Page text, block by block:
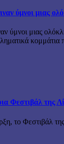
ύμνοι μιας
ύμνοι μιας
κομμάτια
Φεστιβάλ της
το Φεστιβάλ